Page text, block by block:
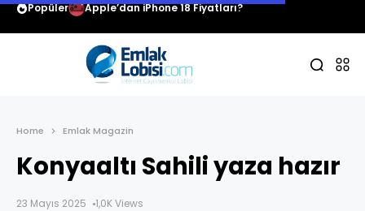
Popüler Apple’dan iPhone 18 Fiyatları?
Home Emlak Magazin
Konyaaltı Sahili yaza hazır
23 Mayıs 2025 1,0K Views